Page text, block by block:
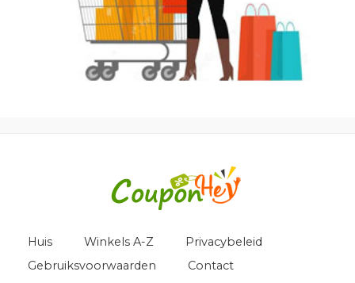
Huis Winkels A-Z
Privacybeleid
Gebruiksvoorwaarden
Contact